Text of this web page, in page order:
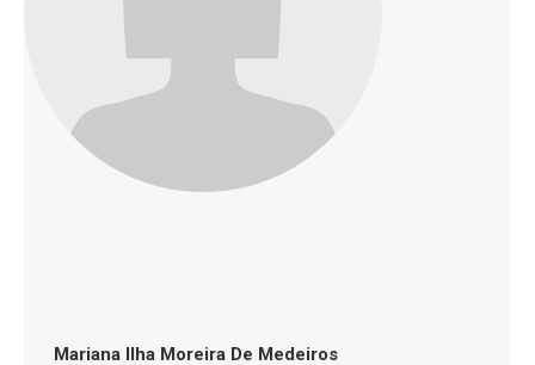
Mariana Ilha Moreira De Medeiros